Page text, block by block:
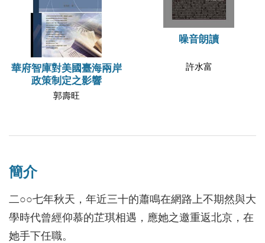
華府智庫對美國臺海兩岸
政策制定之影響
郭壽旺
噪音朗讀
許水富
簡介
二○○七年秋天，年近三十的蕭鳴在網路上不期然與大
學時代曾經仰慕的芷琪相遇，應她之邀重返北京，在
她手下任職。